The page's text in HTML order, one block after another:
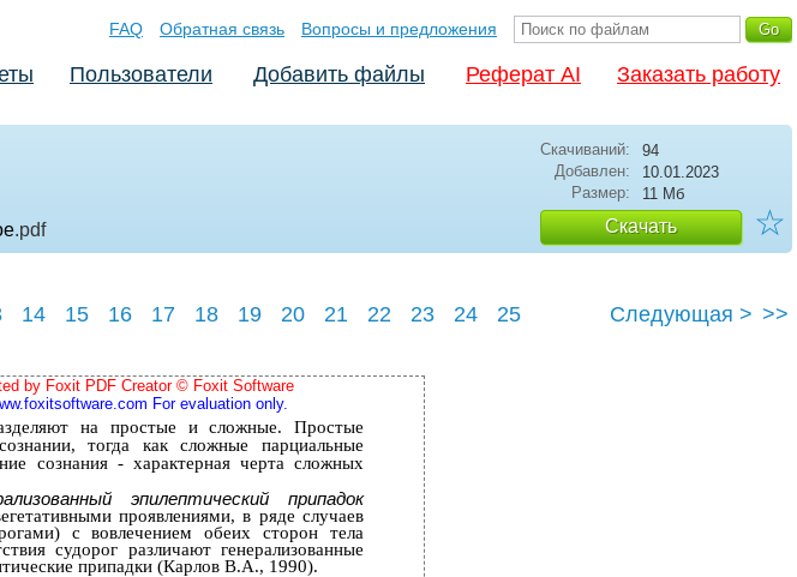
FAQ Обратная связь Вопросы и предложения
Пользователи Добавить файлы Реферат AI Заказать работу
.pdf
Скачиваний:
94
Добавлен:
10.01.2023
Размер:
11 Мб
Скачать ☆
14 15 16 17 18 19 20 21 22 23 24 25 Следующая > >>
by Foxit PDF Creator © Foxit Software
For evaluation only.
на простые и сложные. Простые
тогда как сложные парциальные
сознания - характерная черта сложных
эпилептический припадок
проявлениями, в ряде случаев
с вовлечением обеих сторон тела
судорог различают генерализованные
припадки (Карлов В.А., 1990).